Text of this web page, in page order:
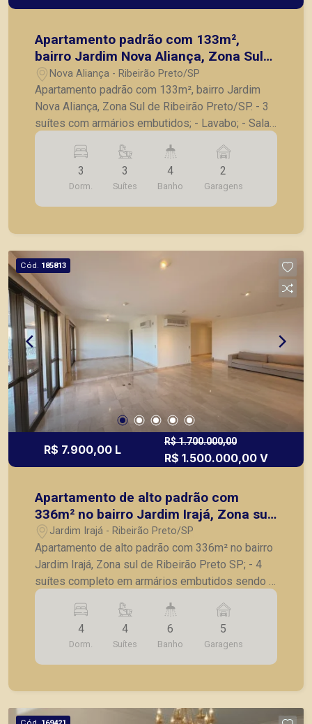
Apartamento padrão com 133m²,
bairro Jardim Nova Aliança, Zona Sul
de Ribeirão Preto/SP.
Nova Aliança - Ribeirão Preto/SP
Apartamento padrão com 133m², bairro Jardim
Nova Aliança, Zona Sul de Ribeirão Preto/SP. - 3
suítes com armários embutidos; - Lavabo; - Sala
churrasqueira, fechada em blindex; - Cozinha
americana planejada; - Lavanderia planejada; -
Despensa com prateleiras; - Laje técnica; - 2
vagas de garagem. Seja para vender, alugar ou
Preto.
3
Dorm.
3
Suítes
4
Banho
2
Garagens
Cód. 185813
R$ 7.900,00 L
R$ 1.700.000,00
R$ 1.500.000,00 V
Apartamento de alto padrão com
336m² no bairro Jardim Irajá, Zona sul
de Ribeirão Preto SP;
Jardim Irajá - Ribeirão Preto/SP
Apartamento de alto padrão com 336m² no bairro
Jardim Irajá, Zona sul de Ribeirão Preto SP; - 4
suítes completo em armários embutidos sendo 1
máster dois closet; - Todos os ambientes
climatizados; - 2 elevadores hall privativos; - 1
elevador de serviço; - Piso área social em
mármore; - Piso madeira na área intima; - Cozinha
com armários planejados; - Sala de almoço; -
vidro; - Sala 3 ambientes; - Lavabo; - Lavanderia
4
Dorm.
4
Suítes
6
Banho
5
Garagens